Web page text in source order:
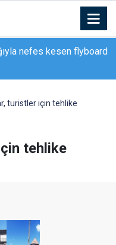
nefes kesen flyboard
turistler için tehlike
tehlike